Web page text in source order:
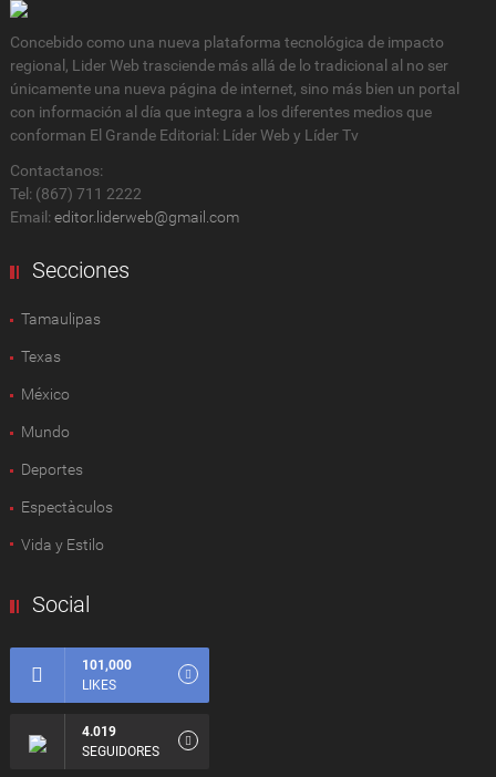
Concebido como una nueva plataforma tecnológica de impacto
regional, Lider Web trasciende más allá de lo tradicional al no ser
únicamente una nueva página de internet, sino más bien un portal
con información al día que integra a los diferentes medios que
conforman El Grande Editorial: Líder Web y Líder Tv
Contactanos:
Tel: (867) 711 2222
Email: editor.liderweb@gmail.com
Secciones
Tamaulipas
Texas
México
Mundo
Deportes
Espectàculos
Vida y Estilo
Social
101,000
LIKES
4.019
SEGUIDORES